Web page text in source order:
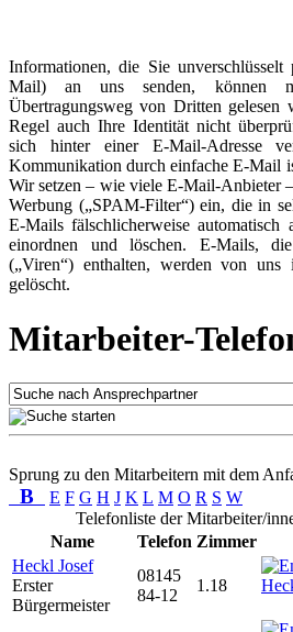
Informationen, die Sie
Mail) an uns senden, können
Übertragungsweg von Dritten
Regel auch Ihre Identität nicht
sich hinter einer E-Mail-Adresse
Kommunikation durch einfache E-Mail
Wir setzen – wie viele E-Mail-Anbieter
Werbung („SPAM-Filter“) ein, die in
E-Mails fälschlicherweise automatisch
einordnen und löschen. E-Mails, die
(„Viren“) enthalten, werden von uns
gelöscht.
Mitarbeiter-
Sprung zu den Mitarbeitern mit dem
B E F G H J K L M O R S W
Telefonliste der Mitarbeiter/
Name
Telefon Zimmer
Heckl Josef
Erster
Bürgermeister
08145
84-12
1.18